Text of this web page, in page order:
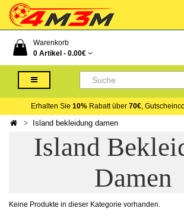
Warenkorb
0 Artikel - 0.00€
Erhalten Sie 10% Rabatt über 70€,
Island bekleidung damen
Island
Damen
Keine Produkte in dieser Kategorie vorhanden.